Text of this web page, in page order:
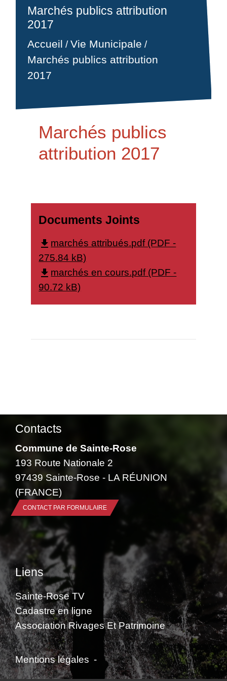
Marchés publics attribution
2017
Accueil /Vie Municipale /
Marchés publics attribution
2017
Marchés publics
attribution 2017
Documents Joints
file_downloadmarchés attribués.pdf (PDF -
275.84 kB)
file_downloadmarchés en cours.pdf (PDF -
90.72 kB)
Contacts
Commune de Sainte-Rose
193 Route Nationale 2
97439 Sainte-Rose - LA RÉUNION
(FRANCE)
CONTACT PAR FORMULAIRE
Liens
Sainte-Rose TV
Cadastre en ligne
Association Rivages Et Patrimoine
Mentions légales -